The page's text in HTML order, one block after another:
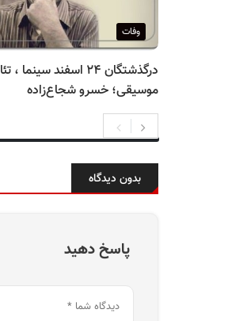
وفات
درگذشتگان ۲۴ اسفند سینما ،
موسیقی؛ خسرو شجاع‌زاده
بدون دیدگاه
پاسخ دهید